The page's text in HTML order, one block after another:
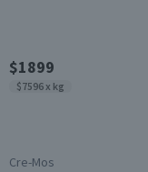
$1899
$7596 x kg
Cre-Mos